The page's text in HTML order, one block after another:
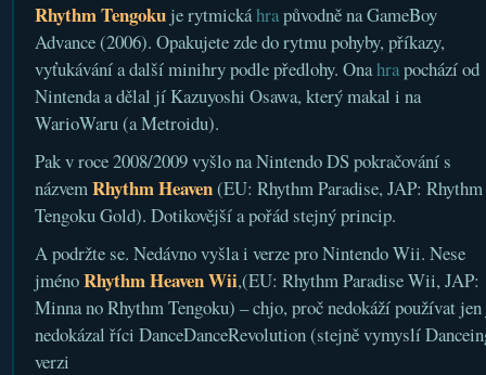
Rhythm Tengokuje rytmickáhrapůvodně na GameBoy
Advance (2006). Opakujete zde do rytmu pohyby, příkazy,
vyťukávání a další minihry podle předlohy. Onahrapochází od
Nintenda a dělal jí Kazuyoshi Osawa, který makal i na
WarioWaru (a Metroidu).
Pak v roce 2008/2009 vyšlo na Nintendo DS pokračování s
názvemRhythm Heaven(EU: Rhythm Paradise, JAP: Rhythm
Tengoku Gold). Dotikovější a pořád stejný princip.
A podržte se. Nedávno vyšla i verze pro Nintendo Wii. Nese
jménoRhythm Heaven Wii,(EU: Rhythm Paradise Wii, JAP:
Minna no Rhythm Tengoku) – chjo, proč nedokáží používat
nedokázal říci DanceDanceRevolution (stejně vymyslí
verzi